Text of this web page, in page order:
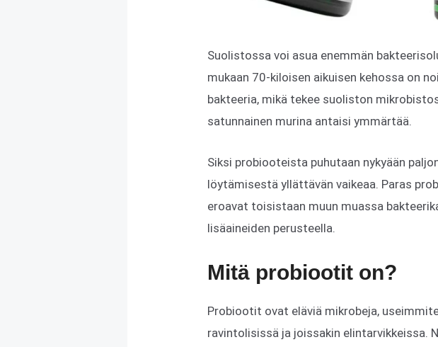
Suolistossa voi asua enemmän
mukaan 70-kiloisen aikuisen kehossa on
bakteeria, mikä tekee suoliston
satunnainen murina antaisi ymmärtää.
Siksi probiooteista puhutaan nykyään
löytämisestä yllättävän vaikeaa. Paras
eroavat toisistaan muun muassa
lisäaineiden perusteella.
Mitä probiootit on?
Probiootit ovat eläviä mikrobeja,
ravintolisissä ja joissakin elintarvikkeissa.